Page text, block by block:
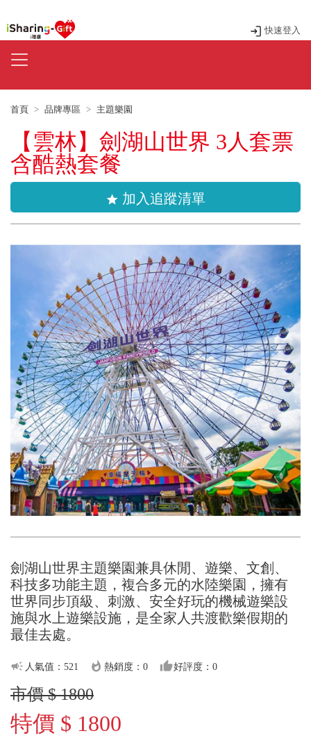
快速登入
首頁 品牌專區 主題樂園
【雲林】劍湖山世界 3人套票
含酷熱套餐
star 加入追蹤清單
劍湖山世界主題樂園兼具休閒、遊樂、文創、
科技多功能主題，複合多元的水陸樂園，擁有
世界同步頂級、刺激、安全好玩的機械遊樂設
施與水上遊樂設施，是全家人共渡歡樂假期的
最佳去處。
campaign 人氣值：521 whatshot 熱銷度：0 thumb_up好評度：0
市價 $ 1800
特價 $ 1800